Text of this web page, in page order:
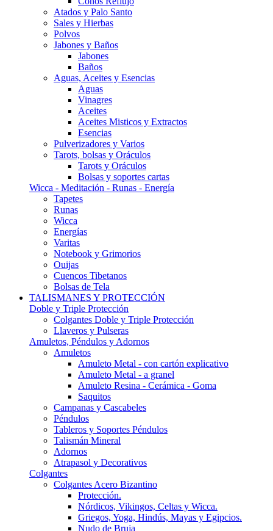
Atados y Palo Santo
Sales y Hierbas
Polvos
Jabones y Baños
Jabones
Baños
Aguas, Aceites y Esencias
Aguas
Vinagres
Aceites
Aceites Misticos y Extractos
Esencias
Pulverizadores y Varios
Tarots, bolsas y Oráculos
Tarots y Oráculos
Bolsas y soportes cartas
Wicca - Meditación - Runas - Energía
Tapetes
Runas
Wicca
Energías
Varitas
Notebook y Grimorios
Ouijas
Cuencos Tibetanos
Bolsas de Tela
TALISMANES Y PROTECCIÓN
Doble y Triple Protección
Colgantes Doble y Triple Protección
Llaveros y Pulseras
Amuletos, Péndulos y Adornos
Amuletos
Amuleto Metal - con cartón explicativo
Amuleto Metal - a granel
Amuleto Resina - Cerámica - Goma
Saquitos
Campanas y Cascabeles
Péndulos
Tableros y Soportes Péndulos
Talismán Mineral
Adornos
Atrapasol y Decorativos
Colgantes
Colgantes Acero Bizantino
Protección.
Nórdicos, Vikingos, Celtas y Wicca.
Griegos, Yoga, Hindús, Mayas y Egipcios.
Nudo de Bruja